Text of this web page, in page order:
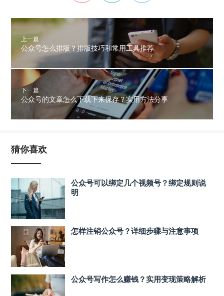
上一篇
公众号怎么排版？排版技巧和常用工具推荐
下一篇
公众号的文章怎么下载下来保存？实用方法分享
猜你喜欢
公众号可以绑定几个视频号？绑定规则说
明
怎样注销公众号？详细步骤与注意事项
公众号写作怎么赚钱？实用变现策略解析